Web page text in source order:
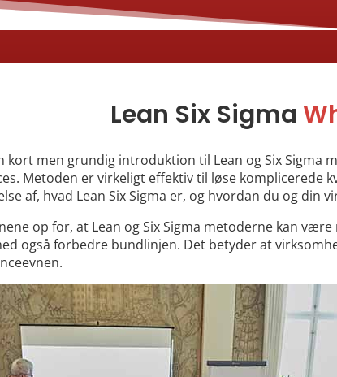
Lean Six Sigma
kort men grundig introduktion til Lean og Six
Metoden er virkeligt effektiv til løse
af, hvad Lean Six Sigma er, og hvordan du og din
op for, at Lean og Six Sigma metoderne kan
også forbedre bundlinjen. Det betyder at